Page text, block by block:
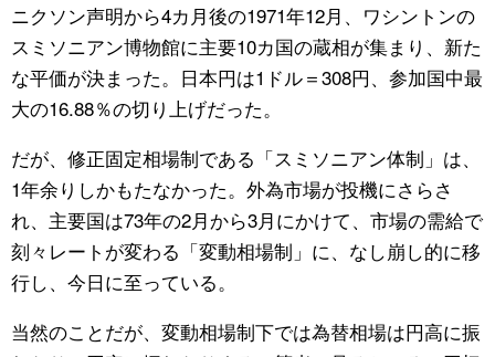
ニクソン声明から4カ月後の1971年12月、ワシントンの
スミソニアン博物館に主要10カ国の蔵相が集まり、新た
な平価が決まった。日本円は1ドル＝308円、参加国中最
大の16.88％の切り上げだった。
だが、修正固定相場制である「スミソニアン体制」は、
1年余りしかもたなかった。外為市場が投機にさらさ
れ、主要国は73年の2月から3月にかけて、市場の需給で
刻々レートが変わる「変動相場制」に、なし崩し的に移
行し、今日に至っている。
当然のことだが、変動相場制下では為替相場は円高に振